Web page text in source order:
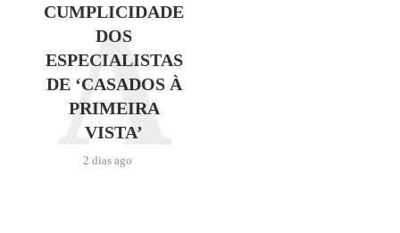
CUMPLICIDADE
DOS
ESPECIALISTAS
DE ‘CASADOS À
PRIMEIRA
VISTA’
2 dias ago
A